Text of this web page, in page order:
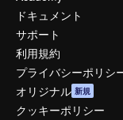
ドキュメント
サポート
利用規約
プライバシーポリシ
オリジナル 新規
クッキーポリシー